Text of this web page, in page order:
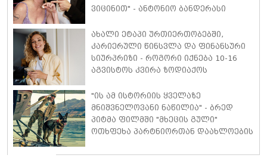
ვიცინით" - ანტონიო ბანდერასი
წლის შემდეგაც ის და მელანი
გრიფიტი საუკეთესო მეგობრებად
რჩებიან
ახალი ეტაპი ურთიერთობებში,
კარიერული წინსვლა და ფინანსური
სიურპრიზი - როგორი იქნება 10-16
აგვისტოს კვირა ზოდიაქოს
"ის ამ ისტორიის ყველაზე
მნიშვნელოვანი ნაწილია" - ბრედ
პიტმა ფილმში "მხეცის გული"
ოთხფეხა პარტნიორთან დაახლოების
ისაუბრა